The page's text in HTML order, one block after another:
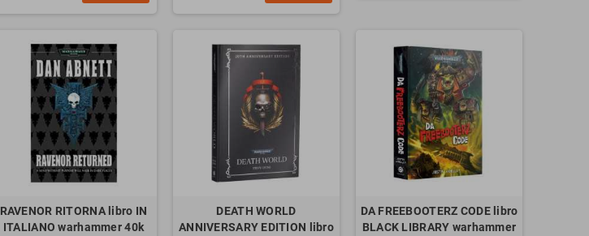
RAVENOR RITORNA libro IN
ITALIANO warhammer 40k
DEATH WORLD
ANNIVERSARY EDITION libro
DA FREEBOOTERZ CODE libro
BLACK LIBRARY warhammer